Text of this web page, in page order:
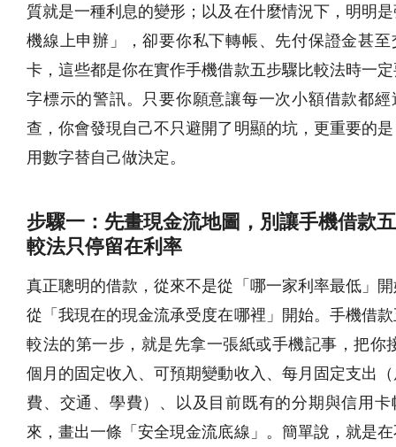
質就是一種利息的變形；以及在什麼情況下，明明
機線上申辦」，卻要你私下轉帳、先付保證金甚至
卡，這些都是你在實作手機借款五步驟比較法時一
字標示的警訊。只要你願意讓每一次小額借款都經
查，你會發現自己不只避開了明顯的坑，更重要的
用數字替自己做決定。
步驟一：先畫現金流地圖，別讓手機借款
較法只停留在利率
真正聰明的借款，從來不是從「哪一家利率最低」
從「我現在的現金流承受度在哪裡」開始。手機借
較法的第一步，就是先拿一張紙或手機記事，把你
個月的固定收入、可預期變動收入、每月固定支出
費、交通、學費）、以及目前既有的分期與信用卡
來，畫出一條「安全現金流底線」。簡單說，就是